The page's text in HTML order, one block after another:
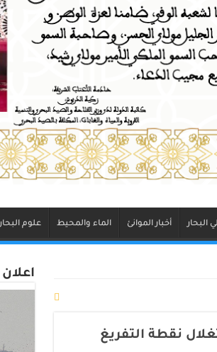
البحار أخبار الموانئ الماء والمحيط علوم
نقطة التفريغ
اعلان